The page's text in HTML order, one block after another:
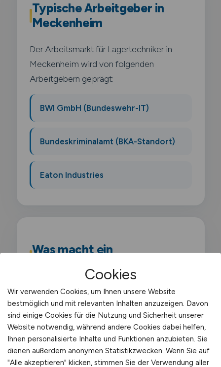
Typische Arbeitgeber in
Meckenheim
Der Arbeitsmarkt für Lagertechniker in
Meckenheim wird von folgenden
Arbeitgebern geprägt:
BWI GmbH (Bundeswehr-IT)
Bundeskriminalamt (BKA-Standort)
Eaton Industries
Was macht ein
Als Lagertechniker bist du für die
technische Betreuung der
Lagerinfrastruktur zuständig. Du wartest
Förderanlagen. Regalsysteme.
Flurförderzeuge und automatisierte
Kommissioniersysteme. Du führst
Cookies
Wir verwenden Cookies, um Ihnen unsere Website
bestmöglich und mit relevanten Inhalten anzuzeigen. Davon
sind einige Cookies für die Nutzung und Sicherheit unserer
Website notwendig, während andere Cookies dabei helfen,
Ihnen personalisierte Inhalte und Funktionen anzubieten. Sie
dienen außerdem anonymen Statistikzwecken. Wenn Sie auf
"Alle akzeptieren" klicken, stimmen Sie der Verwendung aller